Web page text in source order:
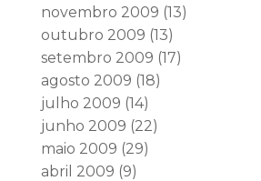
novembro 2009 (13)
outubro 2009 (13)
setembro 2009 (17)
agosto 2009 (18)
julho 2009 (14)
junho 2009 (22)
maio 2009 (29)
abril 2009 (9)